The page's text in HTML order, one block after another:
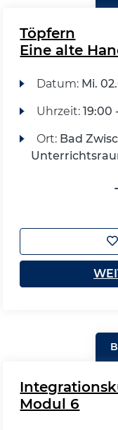
Töpfern
Eine alte
Datum: Mi.
Uhrzeit: 19:00
Ort: Bad
Modul 6